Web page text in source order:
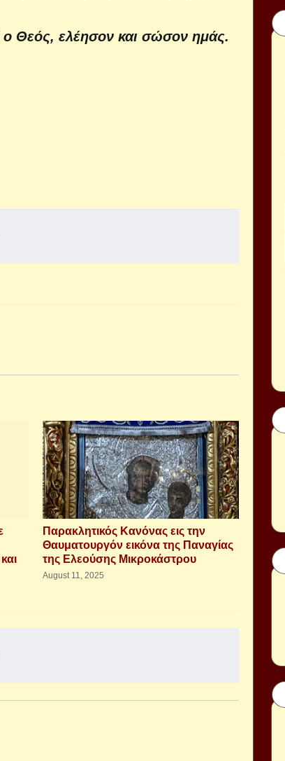
Θεός, ελέησον και σώσον ημάς.
Παρακλητικός Κανόνας εις την
Θαυματουργόν εικόνα της Παναγίας
της Ελεούσης Μικροκάστρου
August 11, 2025